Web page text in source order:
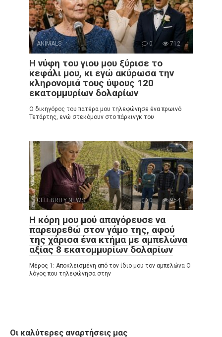
ANIMALS 0 712
Η νύφη του γιου μου ξύρισε το
κεφάλι μου, κι εγώ ακύρωσα την
κληρονομιά τους ύψους 120
εκατομμυρίων δολαρίων
Ο δικηγόρος του πατέρα μου τηλεφώνησε ένα πρωινό
Τετάρτης, ενώ στεκόμουν στο πάρκινγκ του
CELEBRITY NEWS 0 954
Η κόρη μου μού απαγόρευσε να
παρευρεθώ στον γάμο της, αφού
της χάρισα ένα κτήμα με αμπελώνα
αξίας 8 εκατομμυρίων δολαρίων
Μέρος 1: Αποκλεισμένη από τον ίδιο μου τον αμπελώνα Ο
λόγος που τηλεφώνησα στην
Οι καλύτερες αναρτήσεις μας